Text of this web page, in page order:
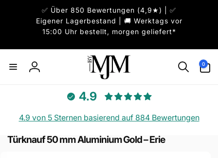
✅ Über 850 Bewertungen (4,9★) | ✅
Eigener Lagerbestand | 🚚 Werktags vor
15:00 Uhr bestellt, morgen geliefert*
Einloggen
0
Artikel
4.9
4.9 von 5 Sternen basierend auf 884 Bewertungen
Türknauf 50 mm Aluminium Gold – Erie